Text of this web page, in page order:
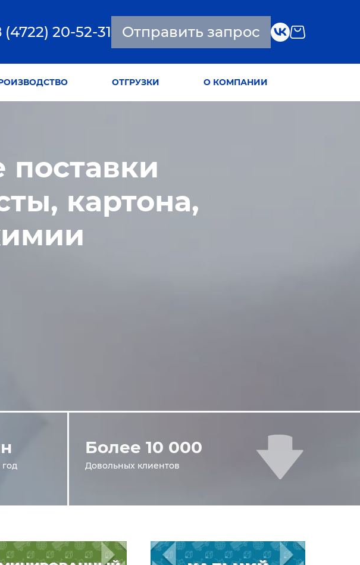
(4722) 20-52-31 Отправить запрос
ОТГРУЗКИ О КОМПАНИИ
поставки
картона,
🡇
Довольных клиентов
Более 10 000